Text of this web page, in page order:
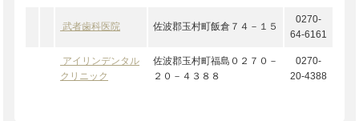
武者歯科医院 佐波郡玉村町飯倉７４－１５
0270-
64-6161
アイリンデンタル
クリニック
佐波郡玉村町福島０２７０－
２０－４３８８
0270-
20-4388